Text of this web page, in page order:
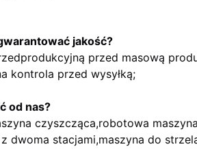
jakość?
przed masową
kontrola przed wysyłką;
od nas?
czyszcząca,robotowa
dwoma stacjami,maszyna do